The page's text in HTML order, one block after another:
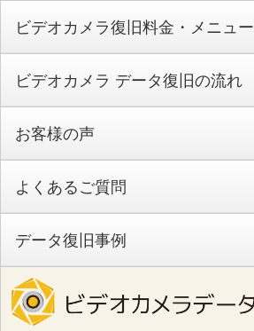
ビデオカメラ復旧料金・メニュー
ビデオカメラ データ復旧の流れ
お客様の声
よくあるご質問
データ復旧事例